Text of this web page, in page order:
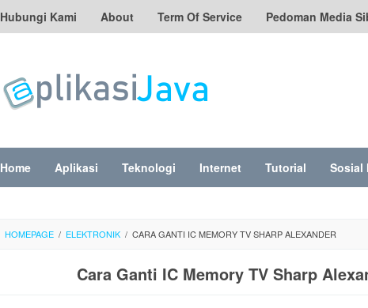
Hubungi Kami About Term Of Service Pedoman Media
Home Aplikasi Teknologi Internet Tutorial Sosial
HOMEPAGE / ELEKTRONIK / CARA GANTI IC MEMORY TV SHARP ALEXANDER
Cara Ganti IC Memory TV Sharp